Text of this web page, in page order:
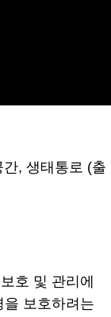
, 생태통로 (출
호 및 관리에
보호하려는